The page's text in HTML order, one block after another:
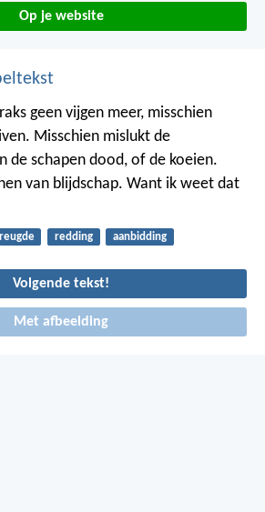
Op je website
geen vijgen meer, misschien
Misschien mislukt de
de schapen dood, of de koeien.
van blijdschap. Want ik weet dat
redding aanbidding
Volgende tekst!
Met afbeelding